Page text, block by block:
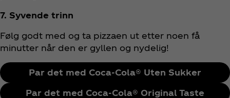
7. Syvende trinn
Følg godt med og ta pizzaen ut etter noen få
minutter når den er gyllen og nydelig!
Par det med Coca‑Cola® Uten Sukker
Par det med Coca‑Cola® Original Taste